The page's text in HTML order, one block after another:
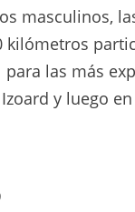
masculinos,
las más
y luego